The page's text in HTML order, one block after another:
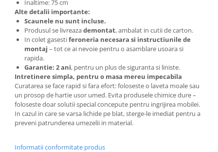
Inaltime: 75 cm
Alte detalii importante:
Scaunele nu sunt incluse.
Produsul se livreazademontat, ambalat in cutii de carton.
In colet gasestiferoneria necesara si instructiunile de
montaj – tot ce ai nevoie pentru o asamblare usoara si
rapida.
Garantie: 2 ani, pentru un plus de siguranta si liniste.
Intretinere simpla, pentru o masa mereu impecabila
Curatarea se face rapid si fara efort: foloseste o laveta moale sau
un prosop de hartie usor umed. Evita produsele chimice dure –
foloseste doar solutii special concepute pentru ingrijirea mobilei.
In cazul in care se varsa lichide pe blat, sterge-le imediat pentru a
preveni patrunderea umezelii in material.
Informatii conformitate produs